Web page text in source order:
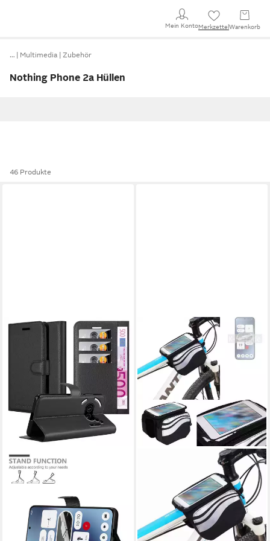
Mein KontoMerkzettel Warenkorb
… Multimedia Zubehör
Nothing Phone 2a Hüllen
46 Produkte